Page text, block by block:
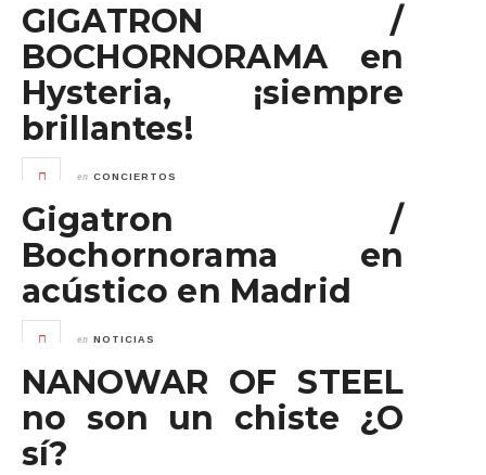
GIGATRON /
BOCHORNORAMA en
Hysteria, ¡siempre
brillantes!
en CONCIERTOS
Gigatron /
Bochornorama en
acústico en Madrid
en NOTICIAS
NANOWAR OF STEEL
no son un chiste ¿O
sí?